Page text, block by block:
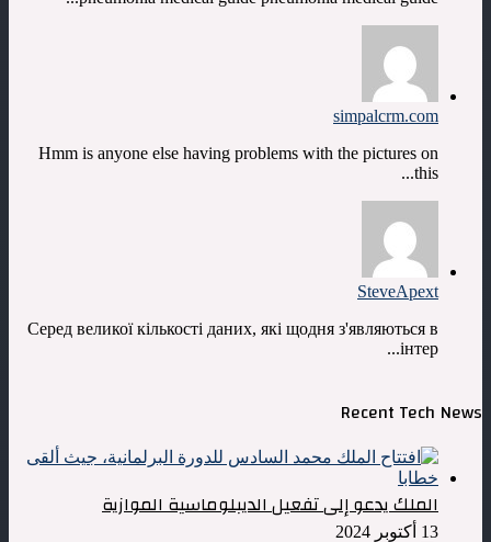
simpalcrm.com
Hmm is anyone else having problems with the pictures on
this...
SteveApext
Серед великої кількості даних, які щодня з'являються в
інтер...
Recent Tech News
الملك يدعو إلى تفعيل الديبلوماسية الموازية
13 أكتوبر 2024